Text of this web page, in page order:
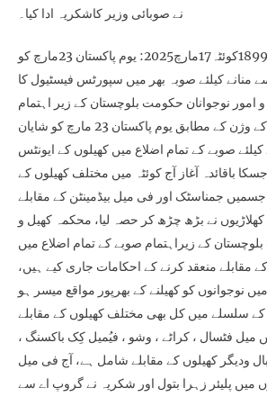
نے صوبائی وزیر کاشکریہ ادا کیا۔
خبرنامہ نمبر1899/2025کوئٹہ17مارچ2025: یوم پاکستان 23مارچ کو
منانے کیلئے صوبہ بھر میں سپورٹس فیسٹیول کا
امور نوجوانان حکومت بلوچستان کے زیر اہتمام
وزیراعلی بلوچستان کے وژن کے مطابق یوم پاکستان 23 مارچ کو شایان
صوبے کے تمام اضلاع میں کھیلوں کے ایونٹس
باقائدہ آغاز آج کوئٹہ میں مختلف کھیلوں کے
جمناسٹک اور فی میل بیڈمینٹن کے مقابلے
نے بڑھ چڑھ کر حصہ لیا، محکمہ کھیل و
کے زیراہتمام صوبے کے تمام اضلاع میں
مقابلے منعقد کرنے کے احکامات جاری کیے ہیں،
نوجوانوں کو کھیلنے کے بھرپور مواقع میسر ہو
سلسلے میں کل بھی مختلف کھیلوں کے مقابلے
میل فٹسال ، کراٹے ، وشو ، فیُمیل کِک باکسنگ ،
ودیگر کھیلوں کے مقابلے شامل ہے، آج فی میل
میں پلیئر زہرا بتول اور شکریہ نے گروپ اے سے